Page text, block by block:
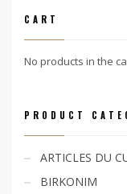
CART
No products in the
PRODUCT
ARTICLES DU
BIRKONIM